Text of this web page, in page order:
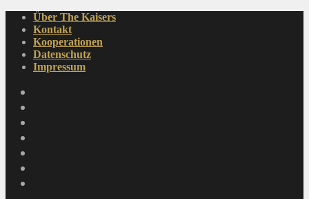
Über The Kaisers
Kontakt
Kooperationen
Datenschutz
Impressum